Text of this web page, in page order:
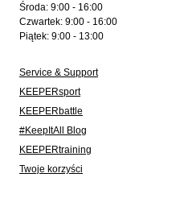
Środa: 9:00 - 16:00
Czwartek: 9:00 - 16:00
Piątek: 9:00 - 13:00
Service & Support
KEEPERsport
KEEPERbattle
#KeepItAll Blog
KEEPERtraining
Twoje korzyści